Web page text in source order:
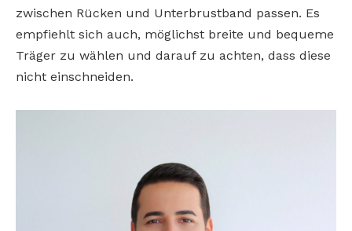
zwischen Rücken und Unterbrustband passen. Es
empfiehlt sich auch, möglichst breite und bequeme
Träger zu wählen und darauf zu achten, dass diese
nicht einschneiden.